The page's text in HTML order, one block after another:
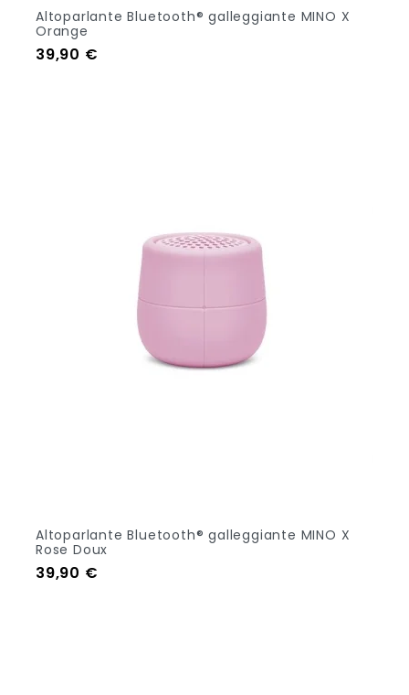
Altoparlante Bluetooth® galleggiante MINO X
Orange
Prezzo
39,90 €
Altoparlante Bluetooth® galleggiante MINO X
Rose Doux
Prezzo
39,90 €